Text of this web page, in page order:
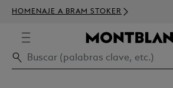
HOMENAJE A BRAM STOKER